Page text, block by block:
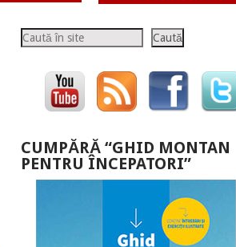
Caută Caută
CUMPĂRĂ “GHID MONTAN
PENTRU ÎNCEPATORI”